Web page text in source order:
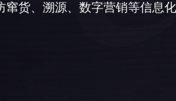
窜货、溯源、数字营销等信息